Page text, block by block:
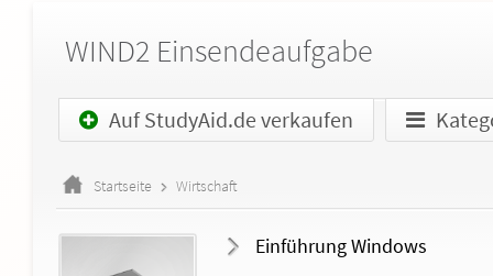
Ihre Privatsphäre ist uns
Diese Website verwendet Cookies und
ermöglichen und die Werbung, die Sie sehen,
WIND2 Einsendeaufgabe
Auf StudyAid.de verkaufen
Startseite Wirtschaft
Einführung Windows